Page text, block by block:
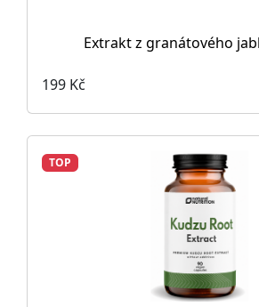
Extrakt z granátového
199 Kč
TOP